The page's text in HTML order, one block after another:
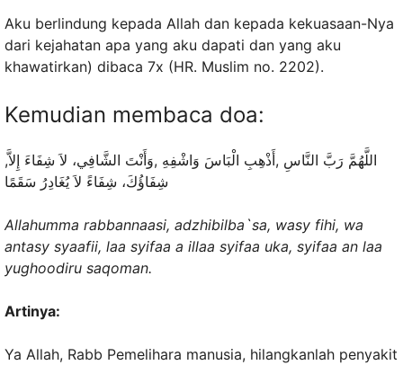
Aku berlindung kepada Allah dan kepada kekuasaan-Nya
dari kejahatan apa yang aku dapati dan yang aku
khawatirkan) dibaca 7x (HR. Muslim no. 2202).
Kemudian membaca doa:
,‏ اللَّهُمَّ رَبَّ النَّاسِ ,أَذْهِبِ الْبَاسَ وَاشْفِهِ ,وَأَنْتَ الشَّافِي، لاَ شِفَاءَ إِلاَّ
شِفَاؤُكَ، شِفَاءً لاَ يُغَادِرُ سَقَمًا
Allahumma rabbannaasi, adzhibilba`sa, wasy fihi, wa
antasy syaafii, laa syifaa a illaa syifaa uka, syifaa an laa
yughoodiru saqoman.
Artinya:
Ya Allah, Rabb Pemelihara manusia, hilangkanlah penyakit